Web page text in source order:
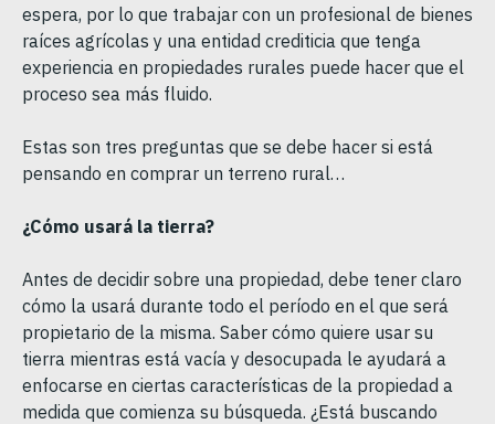
espera, por lo que trabajar con un profesional de bienes
raíces agrícolas y una entidad crediticia que tenga
experiencia en propiedades rurales puede hacer que el
proceso sea más fluido.
Estas son tres preguntas que se debe hacer si está
pensando en comprar un terreno rural…
¿Cómo usará la tierra?
Antes de decidir sobre una propiedad, debe tener claro
cómo la usará durante todo el período en el que será
propietario de la misma. Saber cómo quiere usar su
tierra mientras está vacía y desocupada le ayudará a
enfocarse en ciertas características de la propiedad a
medida que comienza su búsqueda. ¿Está buscando